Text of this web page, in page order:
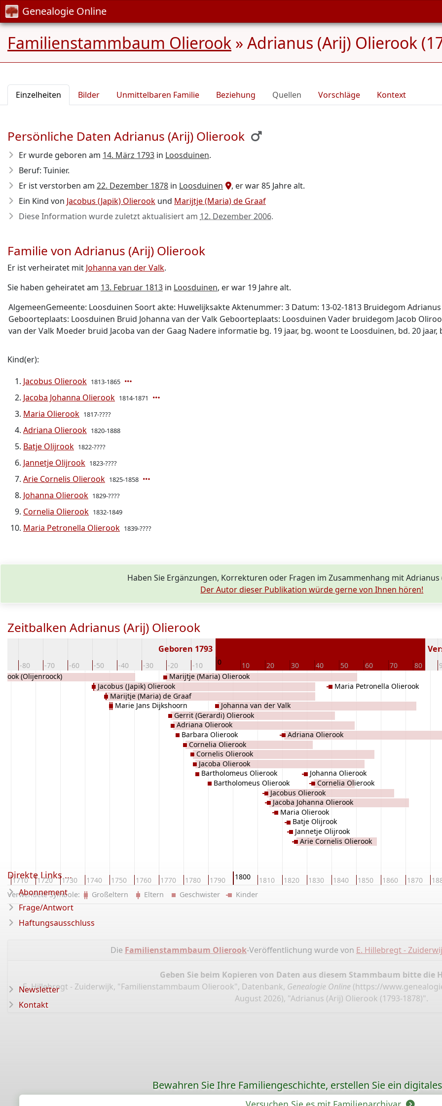
Genealogie Online
Familienstammbaum Olierook » Adrianus (Arij) Olierook
Einzelheiten Bilder Unmittelbaren Familie Beziehung Quellen Vorschläge Kontext
Persönliche Daten Adrianus (Arij) Olierook
Er wurde geboren am 14. März 1793 in Loosduinen.
Beruf: Tuinier.
Er ist verstorben am 22. Dezember 1878 in Loosduinen
, er war 85 Jahre alt.
Ein Kind von Jacobus (Japik) Olierook und Marijtje (Maria) de Graaf
Diese Information wurde zuletzt aktualisiert am 12. Dezember 2006.
Familie von Adrianus (Arij) Olierook
Er ist verheiratet mit Johanna van der Valk.
Sie haben geheiratet am 13. Februar 1813 in Loosduinen, er war 19 Jahre alt.
AlgemeenGemeente: Loosduinen Soort akte: Huwelijksakte Aktenummer: 3 Datum: 13-02-1813 Bruidegom
Geboorteplaats: Loosduinen Bruid Johanna van der Valk Geboorteplaats: Loosduinen Vader bruidegom Jacob
van der Valk Moeder bruid Jacoba van der Gaag Nadere informatie bg. 19 jaar, bg. woont te Loosduinen, bd. 20
Kind(er):
Jacobus Olierook 1813-1865
Jacoba Johanna Olierook 1814-1871
Maria Olierook 1817-????
Adriana Olierook 1820-1888
Batje Olijrook 1822-????
Jannetje Olijrook 1823-????
Arie Cornelis Olierook 1825-1858
Johanna Olierook 1829-????
Cornelia Olierook 1832-1849
Maria Petronella Olierook 1839-????
Haben Sie Ergänzungen, Korrekturen oder Fragen im Zusammenhang mit Adrianus
Der Autor dieser Publikation würde gerne von Ihnen hören!
Zeitbalken Adrianus (Arij) Olierook
-80 -70 -60 -50 -40 -30 -20 -10 0 10 20 30 40 50 60 70 80
Geboren 1793
1710 1720 1730 1740 1750 1760 1770 1780 1790 1800 1810 1820 1830 1840 1850 1860 1870
(Olijenroock)
Jacobus (Japik) Olierook
Marijtje (Maria) de Graaf
Marie Jans Dijkshoorn
Marijtje (Maria) Olierook
Gerrit (Gerardi) Olierook
Adriana Olierook
Barbara Olierook
Cornelia Olierook
Cornelis Olierook
Jacoba Olierook
Bartholomeus Olierook
Bartholomeus Olierook
Johanna van der Valk
Jacobus Olierook
Jacoba Johanna Olierook
Maria Olierook
Adriana Olierook
Batje Olijrook
Jannetje Olijrook
Arie Cornelis Olierook
Johanna Olierook
Cornelia Olierook
Maria Petronella Olierook
Verwendete Symbole: Großeltern Eltern Geschwister Kinder
Die Familienstammbaum Olierook-Veröffentlichung wurde von E. Hillebregt -
Geben Sie beim Kopieren von Daten aus diesem Stammbaum bitte die
E. Hillebregt - Zuiderwijk, "Familienstammbaum Olierook", Datenbank, Genealogie Online (https://
August 2026), "Adrianus (Arij) Olierook (1793-1878)".
Direkte Links ...
Abonnement
Frage/Antwort
Haftungsausschluss
Newsletter
Kontakt
Bewahren Sie Ihre Familiengeschichte, erstellen Sie ein